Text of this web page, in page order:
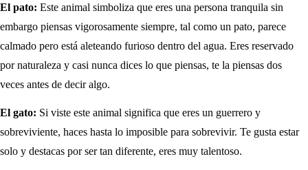
El pato: Este animal simboliza que eres una persona tranquila sin
embargo piensas vigorosamente siempre, tal como un pato, parece
calmado pero está aleteando furioso dentro del agua. Eres reservado
por naturaleza y casi nunca dices lo que piensas, te la piensas dos
veces antes de decir algo.
El gato: Si viste este animal significa que eres un guerrero y
sobreviviente, haces hasta lo imposible para sobrevivir. Te gusta estar
solo y destacas por ser tan diferente, eres muy talentoso.